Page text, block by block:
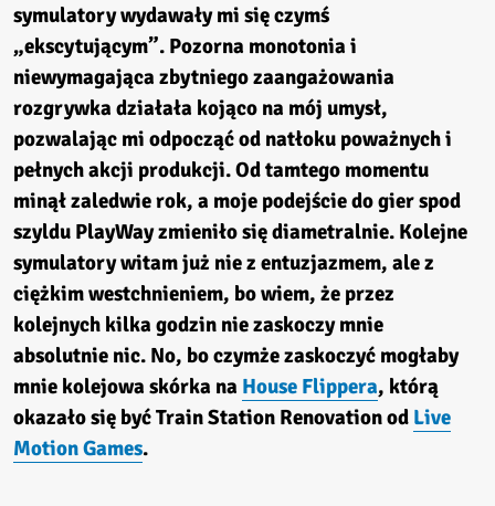
symulatory wydawały mi się czymś
„ekscytującym”. Pozorna monotonia i
niewymagająca zbytniego zaangażowania
rozgrywka działała kojąco na mój umysł,
pozwalając mi odpocząć od natłoku poważnych i
pełnych akcji produkcji. Od tamtego momentu
minął zaledwie rok, a moje podejście do gier spod
szyldu PlayWay zmieniło się diametralnie. Kolejne
symulatory witam już nie z entuzjazmem, ale z
ciężkim westchnieniem, bo wiem, że przez
kolejnych kilka godzin nie zaskoczy mnie
absolutnie nic. No, bo czymże zaskoczyć mogłaby
mnie kolejowa skórka na House Flippera, którą
okazało się być Train Station Renovation od Live
Motion Games.